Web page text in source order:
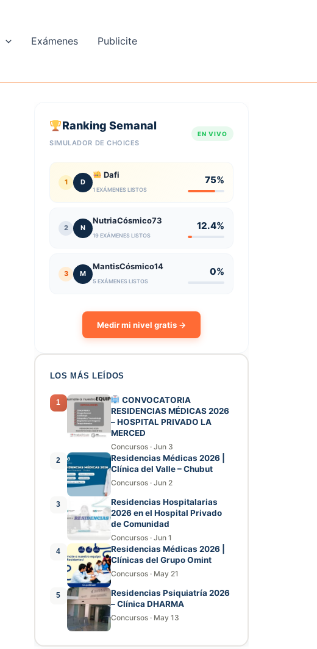
Exámenes Publicite
Ranking Semanal
SIMULADOR DE CHOICES
EN VIVO
1 D
Dafi
1 EXÁMENES LISTOS
75%
2 N
NutriaCósmico73
19 EXÁMENES LISTOS
12.4%
3 M
MantisCósmico14
5 EXÁMENES LISTOS
0%
Medir mi nivel gratis →
LOS MÁS LEÍDOS
1
CONVOCATORIA
RESIDENCIAS MÉDICAS 2026
– HOSPITAL PRIVADO LA
MERCED
Concursos · Jun 3
2
Residencias Médicas 2026 |
Clínica del Valle – Chubut
Concursos · Jun 2
3
Residencias Hospitalarias
2026 en el Hospital Privado
de Comunidad
Concursos · Jun 1
4
Residencias Médicas 2026 |
Clínicas del Grupo Omint
Concursos · May 21
5
Residencias Psiquiatría 2026
– Clínica DHARMA
Concursos · May 13